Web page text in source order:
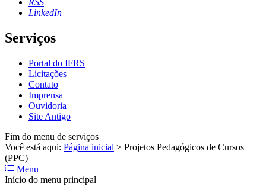
LinkedIn
Serviços
Portal do IFRS
Licitações
Contato
Imprensa
Ouvidoria
Site Antigo
Fim do menu de serviços
Você está aqui: Página inicial > Projetos Pedagógicos de Cursos
(PPC)
Menu
Início do menu principal